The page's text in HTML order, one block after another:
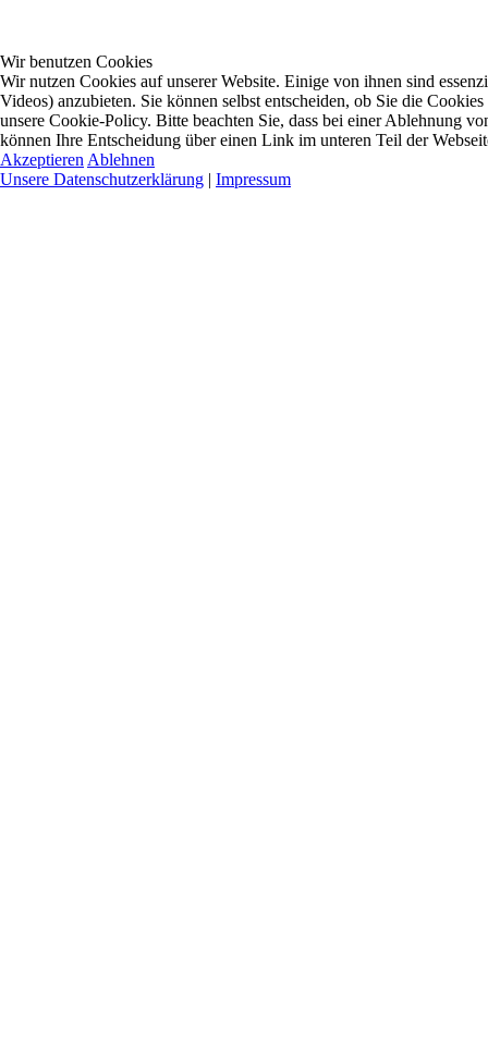
Wir benutzen Cookies
Wir nutzen Cookies auf unserer Website. Einige von ihnen sind
Videos) anzubieten. Sie können selbst entscheiden, ob Sie die
unsere Cookie-Policy. Bitte beachten Sie, dass bei einer Ablehnung
können Ihre Entscheidung über einen Link im unteren Teil der
Akzeptieren Ablehnen
Unsere Datenschutzerklärung | Impressum